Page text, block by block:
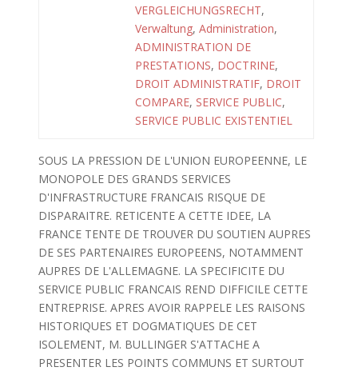
VERGLEICHUNGSRECHT,
Verwaltung, Administration,
ADMINISTRATION DE
PRESTATIONS, DOCTRINE,
DROIT ADMINISTRATIF, DROIT
COMPARE, SERVICE PUBLIC,
SERVICE PUBLIC EXISTENTIEL
SOUS LA PRESSION DE L'UNION EUROPEENNE, LE
MONOPOLE DES GRANDS SERVICES
D'INFRASTRUCTURE FRANCAIS RISQUE DE
DISPARAITRE. RETICENTE A CETTE IDEE, LA
FRANCE TENTE DE TROUVER DU SOUTIEN AUPRES
DE SES PARTENAIRES EUROPEENS, NOTAMMENT
AUPRES DE L'ALLEMAGNE. LA SPECIFICITE DU
SERVICE PUBLIC FRANCAIS REND DIFFICILE CETTE
ENTREPRISE. APRES AVOIR RAPPELE LES RAISONS
HISTORIQUES ET DOGMATIQUES DE CET
ISOLEMENT, M. BULLINGER S'ATTACHE A
PRESENTER LES POINTS COMMUNS ET SURTOUT